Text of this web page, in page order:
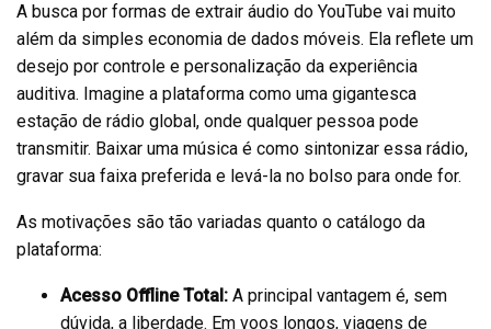
A busca por formas de extrair áudio do YouTube vai muito
além da simples economia de dados móveis. Ela reflete um
desejo por controle e personalização da experiência
auditiva. Imagine a plataforma como uma gigantesca
estação de rádio global, onde qualquer pessoa pode
transmitir. Baixar uma música é como sintonizar essa rádio,
gravar sua faixa preferida e levá-la no bolso para onde for.
As motivações são tão variadas quanto o catálogo da
plataforma:
Acesso Offline Total: A principal vantagem é, sem
dúvida, a liberdade. Em voos longos, viagens de